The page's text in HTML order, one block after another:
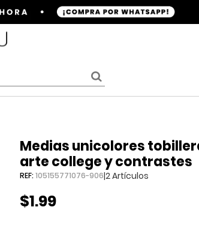
medias unicolores tobilleras con
arte college y contrastes
REF:105155771076-906|2Artículos
$1.99